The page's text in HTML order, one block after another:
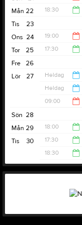
22
Mån 18:30
20:00
23
Tis
24
Ons 19:00
25
Tor 17:30
19:00
26
Fre
27
Lör Heldag
Heldag
09:00
17:00
28
Sön
29
Mån 18:00
19:30
30
Tis 17:30
19:00
18:30